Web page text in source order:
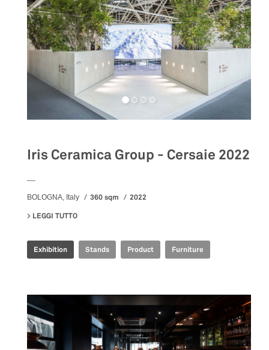
Iris Ceramica Group - Cersaie 2022
BOLOGNA, Italy 360 sqm
2022
LEGGI TUTTO
Exhibition Stands Product Furniture